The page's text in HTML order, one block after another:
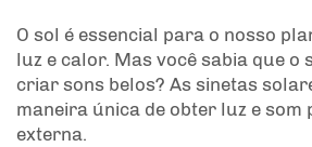
O sol é essencial para o nosso
luz e calor. Mas você sabia que o
criar sons belos? As sinetas
maneira única de obter luz e som
externa.